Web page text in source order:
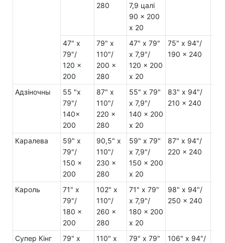
280
7,9 цалі
90 x 200
x 20
47" x
79"/
120 x
200
79" x
110"/
200 x
280
47" x 79"
x 7,9"/
120 x 200
x 20
75" x 94"/
190 x 240
Адзіночны
55 "x
79"/
140x
200
87" x
110"/
220 x
280
55" x 79"
x 7,9"/
140 x 200
x 20
83" x 94"/
210 x 240
Каралева
59" x
79"/
150 x
200
90,5" x
110"/
230 x
280
59" x 79"
x 7,9"/
150 x 200
x 20
87" x 94"/
220 x 240
Кароль
71" x
79"/
180 x
200
102" x
110"/
260 x
280
71" x 79"
x 7,9"/
180 x 200
x 20
98" x 94"/
250 x 240
Супер Кінг
79" x
110" x
79" x 79"
106" x 94"/